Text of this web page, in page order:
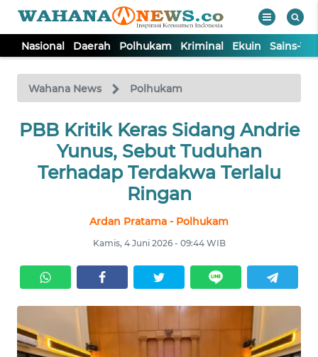
Nasional Daerah Polhukam Kriminal Ekuin Sains-
Wahana News Polhukam
PBB Kritik Keras Sidang Andrie
Yunus, Sebut Tuduhan
Terhadap Terdakwa Terlalu
Ringan
Ardan Pratama - Polhukam
Kamis, 4 Juni 2026 - 09:44 WIB
TV
Tutup
NASIONAL
DAERAH
EKUIN
SAINS-TEKNO